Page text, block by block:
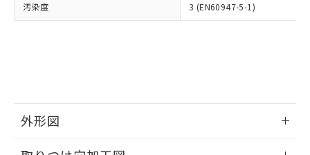
汚染度 3 (EN60947-5-1)
外形図
お客様が当ウェブサイト上で当社にご
指します。
※3 非含有証明書ダウンロード
51物質の非含有証明書（当社基準）
※本証明書は発行日時点で非含有を証明す
るもので、過去に遡って非含有を証明する
ものではありません。